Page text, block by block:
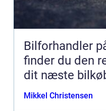
Bilforhandler
finder du den
dit næste
Mikkel Christensen